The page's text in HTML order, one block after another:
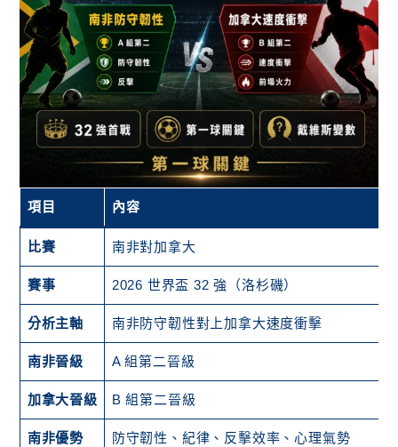
項目 內容
比賽 南非對加拿大
賽事 2026 世界盃 32 強（洛杉磯）
分析主軸 南非防守韌性對上加拿大速度衝擊
南非晉級 A 組第二晉級
加拿大晉級 B 組第二晉級
南非優勢 防守韌性、紀律、反擊效率、心理氣勢